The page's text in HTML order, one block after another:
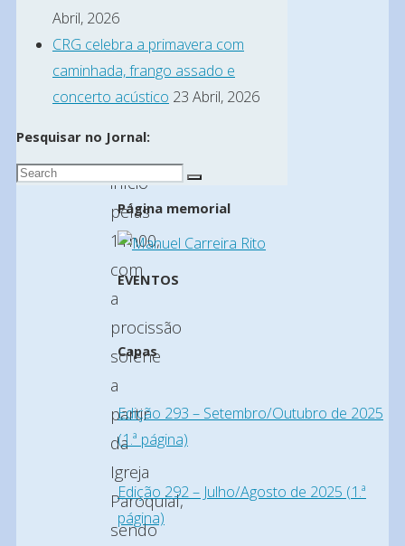
entretenimento
popular.
As
início
pelas
11h00,
com
a
procissão
solene
a
partir
da
Igreja
Paroquial,
sendo
Abril, 2026
CRG celebra a primavera com
caminhada, frango assado e
concerto acústico 23 Abril, 2026
Pesquisar no Jornal:
Search
Search
Página memorial
EVENTOS
Capas
Edição 293 – Setembro/Outubro de 2025
(1.ª página)
Edição 292 – Julho/Agosto de 2025 (1.ª
página)